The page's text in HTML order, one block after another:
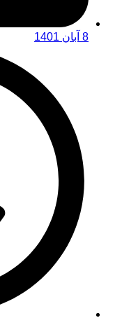
8 آبان 1401